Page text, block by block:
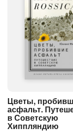
Цветы,
асфальт.
в Советскую
Хиппляндию